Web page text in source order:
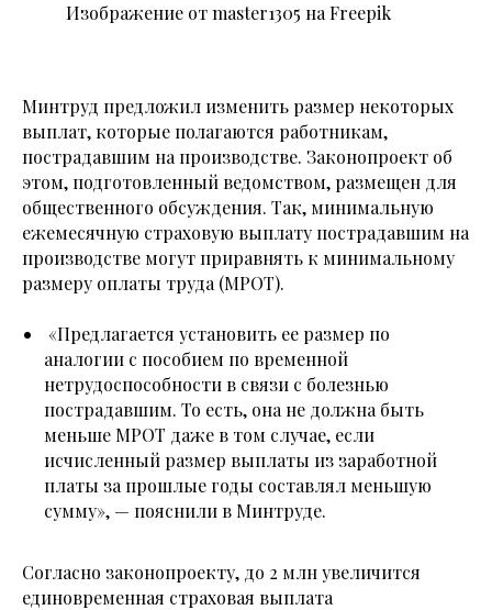
Изображение от master1305 на Freepik
Минтруд предложил изменить размер некоторых
выплат, которые полагаются работникам,
пострадавшим на производстве. Законопроект об
этом, подготовленный ведомством, размещен для
общественного обсуждения. Так, минимальную
ежемесячную страховую выплату пострадавшим на
производстве могут приравнять к минимальному
размеру оплаты труда (МРОТ).
«Предлагается установить ее размер по
аналогии с пособием по временной
нетрудоспособности в связи с болезнью
пострадавшим. То есть, она не должна быть
меньше МРОТ даже в том случае, если
исчисленный размер выплаты из заработной
платы за прошлые годы составлял меньшую
сумму», — пояснили в Минтруде.
Согласно законопроекту, до 2 млн увеличится
единовременная страховая выплата